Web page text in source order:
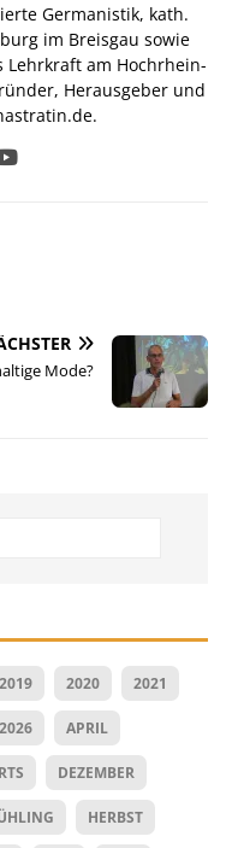
Germanistik, kath.
im Breisgau sowie
am Hochrhein-
Herausgeber und
Mode?
2019 2020 2021
2026 APRIL
DEZEMBER
HERBST